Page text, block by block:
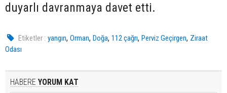
duyarlı davranmaya davet etti.
Etiketler : yangın,Orman,Doğa,112 çağrı,Perviz Geçirgen, Ziraat
Odası
HABERE YORUM KAT